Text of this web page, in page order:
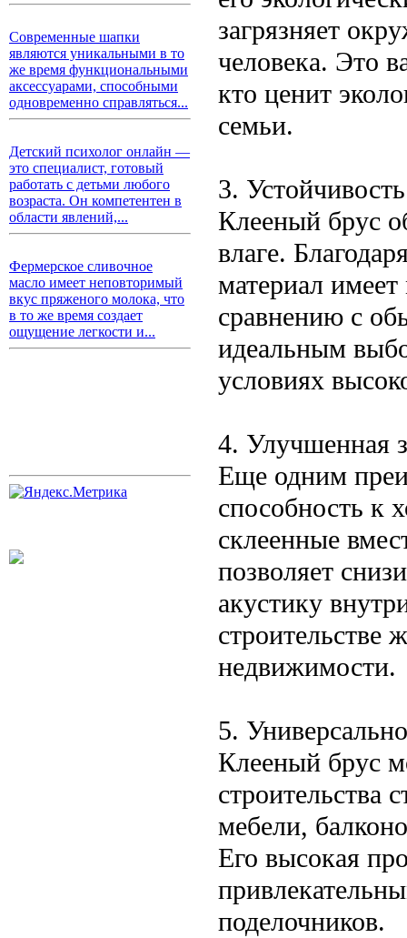
Современные шапки
являются уникальными в то
же время функциональными
аксессуарами, способными
одновременно справляться...
Детский психолог онлайн —
это специалист, готовый
работать с детьми любого
возраста. Он компетентен в
области явлений,...
Фермерское сливочное
масло имеет неповторимый
вкус пряженого молока, что
в то же время создает
ощущение легкости и...
загрязняет
человека. Это
кто ценит
семьи.
3.
Клееный брус
влаге.
материал
сравнению с
идеальным
условиях
4. Улучшенная
Еще одним
способность к
склеенные
позволяет
акустику
строительстве
недвижимости.
5.
Клееный брус
строительства
мебели,
Его высокая
поделочников.